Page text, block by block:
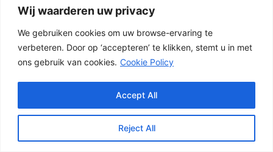
Wij waarderen uw privacy
We gebruiken cookies om uw browse-ervaring te
verbeteren. Door op ‘accepteren’ te klikken, stemt u in met
ons gebruik van cookies. Cookie Policy
Reject All
Accept All
zoals windbelasting, hoogteverschillen, grondsoort,
erfgrens en de bereikbaarheid van de tuin.
De juiste keuze voor uw tuin
Een hout-beton schutting is populair omdat deze
betonpalen en betonplaten zorgen voor stabiliteit,
terwijl de houten schermen zorgen voor een
natuurlijke uitstraling.} Het resultaat is een stevige